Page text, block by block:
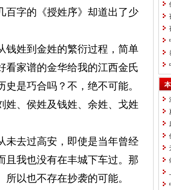
百字的《授姓序》却道出了少
钱姓到金姓的繁衍过程，简单
看家谱的金华给我的江西金氏
是巧合吗？不，绝不可能。
姓、侯姓及钱姓、余姓、戈姓
未去过高安，即使是当年曾经
且我也没有在丰城下车过。那
以也不存在抄袭的可能。